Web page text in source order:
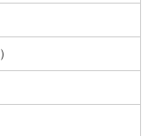
）